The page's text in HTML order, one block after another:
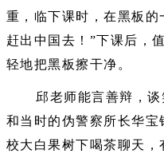
重，临下课时，在黑板的
赶出中国去！”下课后，
轻地把黑板擦干净。
邱老师能言善辩，
和当时的伪警察所长华宝
校大白果树下喝茶聊天